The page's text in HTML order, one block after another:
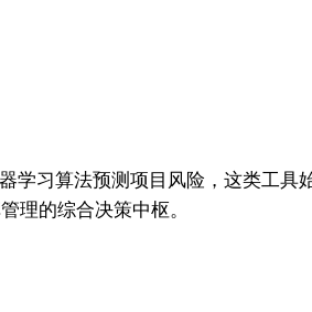
学习算法预测项目风险，这类工
理的综合决策中枢。